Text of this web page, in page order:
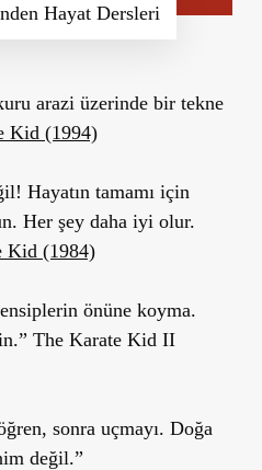
Hayat Dersleri
arazi üzerinde bir tekne
Kid (1994)
Hayatın tamamı için
Her şey daha iyi olur.
Kid (1984)
önüne koyma.
The Karate Kid II
sonra uçmayı. Doğa
değil.”